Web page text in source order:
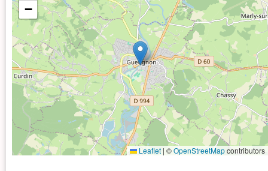
−
Leaflet | ©OpenStreetMapcontributors